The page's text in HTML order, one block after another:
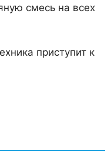
смесь на всех
приступит к